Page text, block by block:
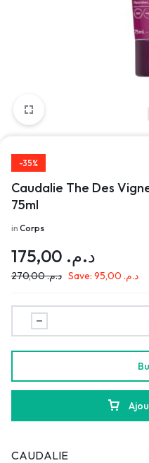
-35%
Caudalie The Des
75ml
in Corps
د.م.
د.م.270,00 Save: د.م.
CAUDALIE